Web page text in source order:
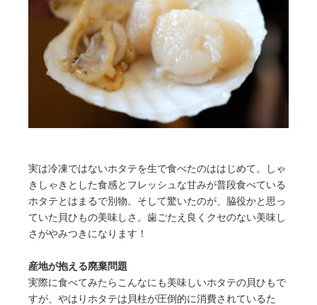
実は冷凍ではないホタテを生で食べたのははじめて。しゃ
きしゃきとした食感とフレッシュな甘みが普段食べている
ホタテとはまるで別物。そして驚いたのが、脇役かと思っ
ていた貝ひもの美味しさ。歯ごたえ良くクセのない美味し
さがやみつきになります！
産地が抱える廃棄問題
実際に食べてみたらこんなにも美味しいホタテの貝ひもで
すが、やはりホタテは貝柱が圧倒的に消費されているた